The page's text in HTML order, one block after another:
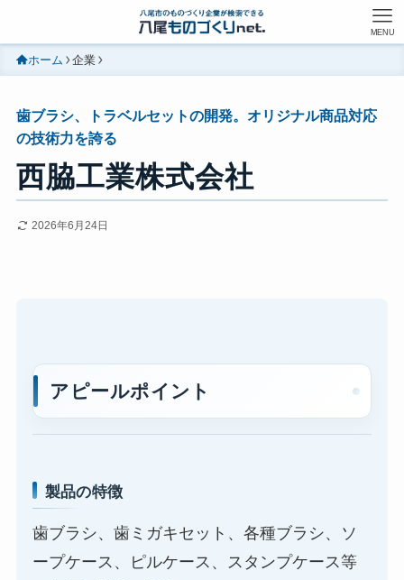
MENU
ホーム 企業
歯ブラシ、トラベルセットの開発。オリジナル商品対応
の技術力を誇る
西脇工業株式会社
2026年6月24日
アピールポイント
製品の特徴
歯ブラシ、歯ミガキセット、各種ブラシ、ソ
ープケース、ピルケース、スタンプケース等